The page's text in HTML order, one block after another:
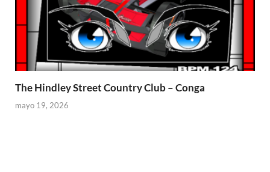
The Hindley Street Country Club – Conga
mayo 19, 2026